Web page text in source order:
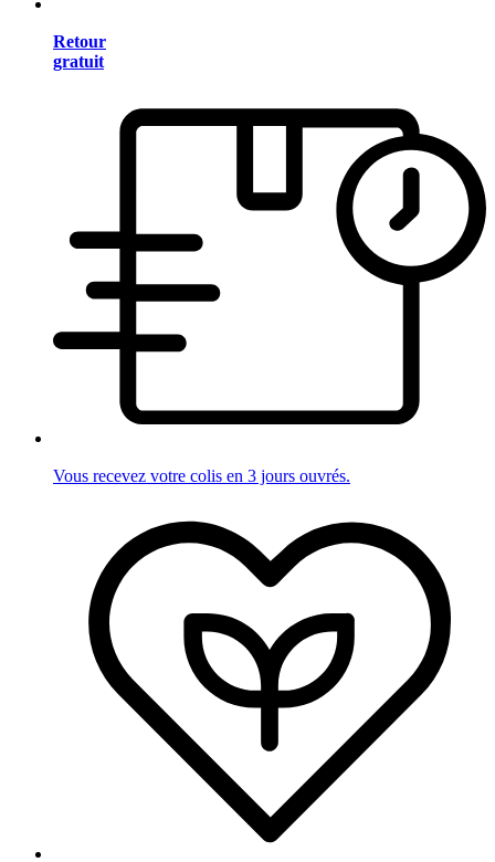
Retour
gratuit
Vous recevez votre colis en 3 jours ouvrés.